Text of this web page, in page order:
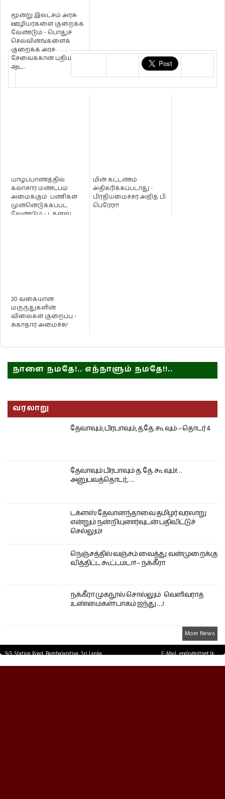
மூன்று இலட்சம் அரசு
ஊழியர்களை குறைக்க
வேண்டும் - பொதுச்
செலவினங்களைக்
குறைக்க அரச
சேவைக்கான புதிய
ஆட...
யாழ்ப்பாணத்தில்
கலாசார மண்டபம்
அமைக்கும் பணிகள்
முன்னெடுக்கப்பட
வேண்டும் - டக்ளஸ்
மின் கட்டணம்
அதிகரிக்கப்படாது -
பிரதியமைச்சர் அஜித் பி
பெரேரா!
20 வகையான
மருந்துகளின்
விலைகள் குறைப்பு -
சுகாதார அமைச்சு!
நாளை நமதே!.. எந்நாளும் நமதே!!..
வரலாறு
தேவாவும், பிரபாவும், த.தே. கூ வும் – தொடர் 4
தேவாவும் பிரபாவும் த. தே. கூ வும்!…
அனுபவத்தொடர்,….
டக்ளஸ் தேவானந்தாவை தமிழர் வரலாறு
என்றும் நன்றியுணர்வுடன் பதிவிட்டுச்
செல்லும்!
நெஞ்சத்தில் வஞ்சம் வைத்து வன்முறைக்கு
வித்திட்ட கூட்டமடா! – நக்கீரா
நக்கீரா முகநூல் சொல்லும் வெளிவராத
உண்மைகள்! பாகம் ஐந்து ….!
More News
9/3, Station Road, Bambalapitiya, Sri Lanka.
E-Mail: epdp@sltnet.lk